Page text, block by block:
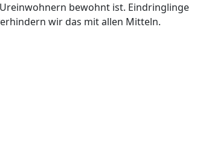
bewohnt ist. Eindringlinge
wir das mit allen Mitteln.